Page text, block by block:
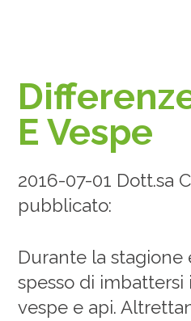
E Vespe
2016-07-01 Dott.sa
pubblicato:
Durante la stagione
spesso di
vespe e api.